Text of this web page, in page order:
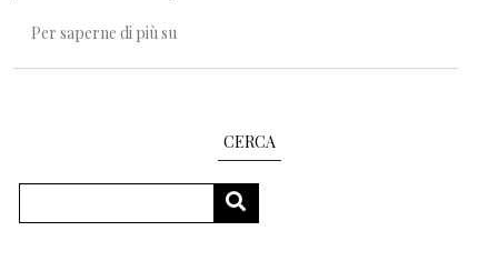
Per saperne di più su
CERCA
CERCA